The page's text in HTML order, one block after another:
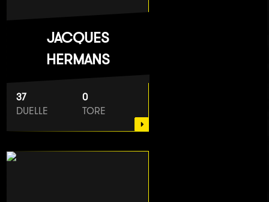
JACQUES
HERMANS
37
DUELLE
0
TORE